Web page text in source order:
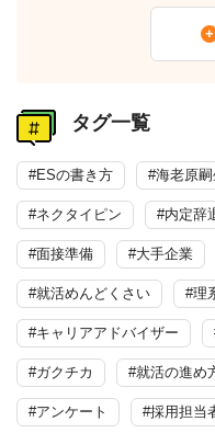
タグ一覧
#ESの書き方 #海老原嗣
#ネクタイピン #内定辞
#面接準備 #大手企業
#就活めんどくさい #理
#キャリアアドバイザー
#ガクチカ #就活の進め
#アンケート #採用担当